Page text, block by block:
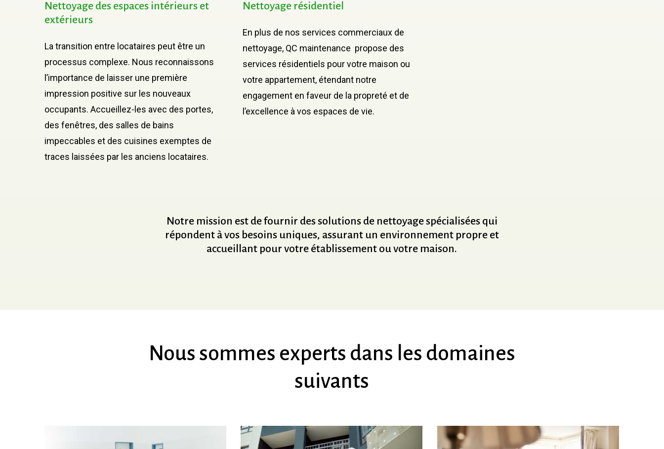
Nettoyage des espaces intérieurs et
extérieurs
La transition entre locataires peut être un
processus complexe. Nous reconnaissons
l’importance de laisser une première
impression positive sur les nouveaux
occupants. Accueillez-les avec des portes,
des fenêtres, des salles de bains
impeccables et des cuisines exemptes de
traces laissées par les anciens locataires.
Nettoyage résidentiel
En plus de nos services commerciaux de
nettoyage, QC maintenance propose des
services résidentiels pour votre maison ou
votre appartement, étendant notre
engagement en faveur de la propreté et de
l’excellence à vos espaces de vie.
Notre mission est defournir dessolutions de nettoyagespécialisées qui
répondent àvos besoins uniques, assurant un environnement propre et
accueillant pour votre établissement ouvotre maison.
Nous sommes experts dans les domaines
suivants